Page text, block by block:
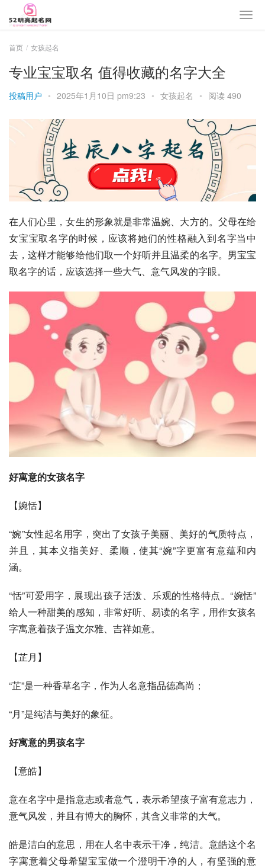
首页 女孩起名
专业宝宝取名 值得收藏的名字大全
投稿用户 • 2025年1月10日 pm9:23 • 女孩起名 • 阅读 490
在人们心里，女生的形象就是非常温婉、大方的。父母在给
女宝宝取名字的时候，应该将她们的性格融入到名字当中
去，这样才能够给他们取一个好听并且温柔的名字。男宝宝
取名字的话，应该选择一些大气、意气风发的字眼。
好寓意的女孩名字
【婉恬】
“婉”女性起名用字，突出了女孩子美丽、美好的气质特点，
并且，其本义指美好、柔顺，使其“婉”字更富有意蕴和内
涵。
“恬”可爱用字，展现出孩子活泼、乐观的性格特点。“婉恬”
给人一种甜美的感知，非常好听、易读的名字，用作女孩名
字寓意着孩子温文尔雅、吉祥如意。
【芷月】
“芷”是一种香草名字，作为人名意指品德高尚；
“月”是纯洁与美好的象征。
好寓意的男孩名字
【意皓】
意在名字中是指意志或者意气，表示希望孩子富有意志力，
意气风发，并且有博大的胸怀，其含义非常的大气。
皓是洁白的意思，用在人名中表示干净，纯洁。意皓这个名
字寓意着父母希望宝宝做一个澄明干净的人，有坚强的意